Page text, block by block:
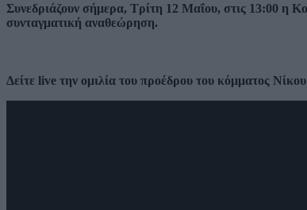
Συνεδριάζουν σήμερα, Τρίτη 12 Μαΐου, στις 13:00 η
συνταγματική αναθεώρηση.
Δείτε live την ομιλία του προέδρου του κόμματος